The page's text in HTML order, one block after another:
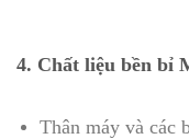
4. Chất liệu bền bỉ
Thân máy và các